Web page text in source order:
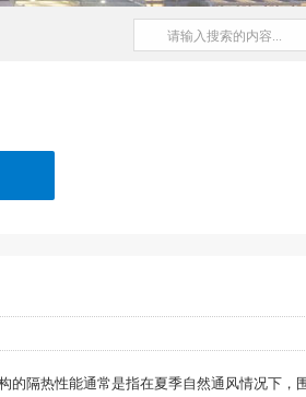
隔热性能通常是指在夏季自然通风情况下，